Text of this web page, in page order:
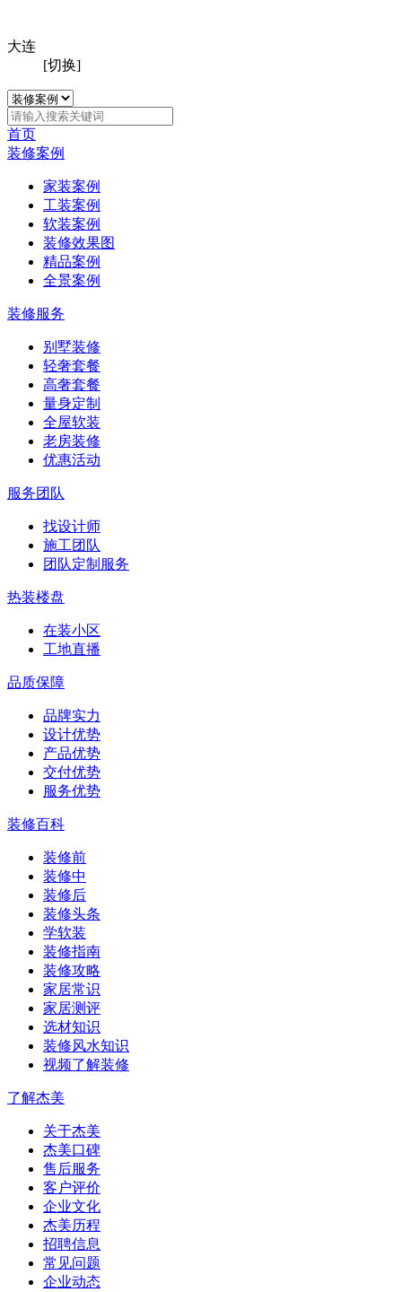
大连
[切换]
首页
装修案例
家装案例
工装案例
软装案例
装修效果图
精品案例
全景案例
装修服务
别墅装修
轻奢套餐
高奢套餐
量身定制
全屋软装
老房装修
优惠活动
服务团队
找设计师
施工团队
团队定制服务
热装楼盘
在装小区
工地直播
品质保障
品牌实力
设计优势
产品优势
交付优势
服务优势
装修百科
装修前
装修中
装修后
装修头条
学软装
装修指南
装修攻略
家居常识
家居测评
选材知识
装修风水知识
视频了解装修
了解杰美
关于杰美
杰美口碑
售后服务
客户评价
企业文化
杰美历程
招聘信息
常见问题
企业动态